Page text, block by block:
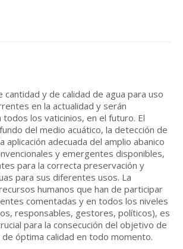
cantidad y de calidad de agua para uso
en la actualidad y serán
todos los vaticinios, en el futuro. El
del medio acuático, la detección de
aplicación adecuada del amplio abanico
y emergentes disponibles,
para la correcta preservación y
para sus diferentes usos. La
humanos que han de participar
comentadas y en todos los niveles
responsables, gestores, políticos), es
para la consecución del objetivo de
óptima calidad en todo momento.